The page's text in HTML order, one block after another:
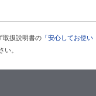
取扱説明書の 「安心してお使い
い。